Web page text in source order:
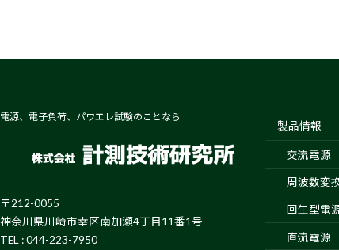
電源、電子負荷、パワエレ試験のことなら
〒212-0055
神奈川県川崎市幸区南加瀬4丁目11番1号
TEL : 044-223-7950
製品情報
交流電源
周波数変
回生型電
直流電源